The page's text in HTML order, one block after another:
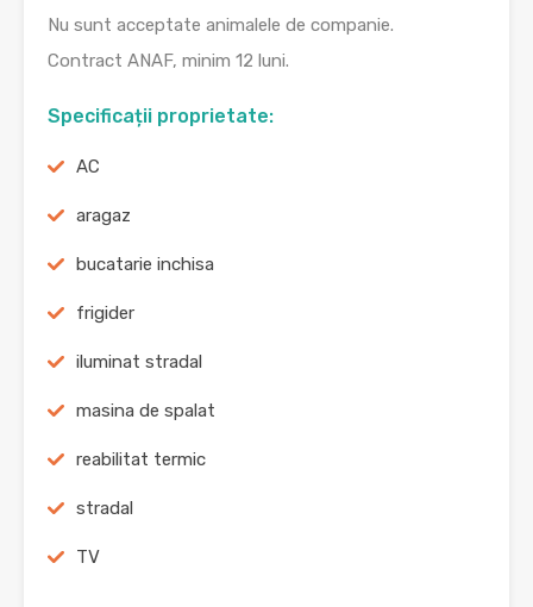
Nu sunt acceptate animalele de companie.
Contract ANAF, minim 12 luni.
Specificații proprietate:
AC
aragaz
bucatarie inchisa
frigider
iluminat stradal
masina de spalat
reabilitat termic
stradal
TV